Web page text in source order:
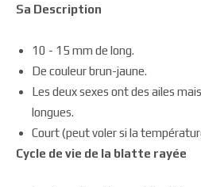
Sa Description
10 - 15 mm de long.
De couleur brun-jaune.
Les deux sexes ont des ailes
longues.
Court (peut voler si la
Cycle de vie de la blatte rayée